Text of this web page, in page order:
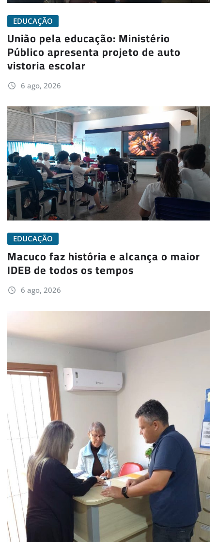
EDUCAÇÃO
União pela educação: Ministério
Público apresenta projeto de auto
vistoria escolar
6 ago, 2026
EDUCAÇÃO
Macuco faz história e alcança o maior
IDEB de todos os tempos
6 ago, 2026